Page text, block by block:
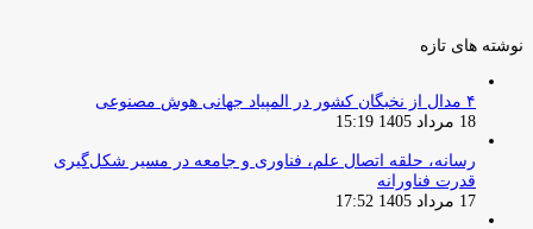
نوشته های تازه
۴ مدال از نخبگان کشور در المپیاد جهانی هوش مصنوعی
18 مرداد 1405 15:19
رسانه، حلقه اتصال علم، فناوری و جامعه در مسیر شکل‌گیری
قدرت فناورانه
17 مرداد 1405 17:52